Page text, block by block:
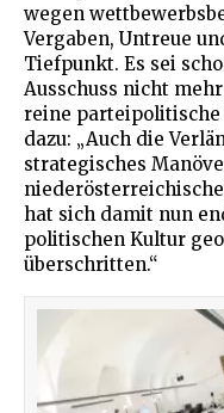
wegen
Vergaben, Untreue
Tiefpunkt. Es sei
Ausschuss nicht
reine
dazu: „Auch die
strategisches
hat sich damit nun
politischen Kultur
überschritten.“